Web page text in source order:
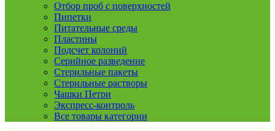
Отбор проб с поверхностей
Пипетки
Питательные среды
Пластины
Подсчет колоний
Серийное разведение
Стерильные пакеты
Стерильные растворы
Чашки Петри
Экспресс-контроль
Все товары категории